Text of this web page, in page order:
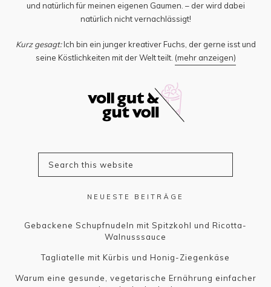
und natürlich für meinen eigenen Gaumen. – der wird dabei
natürlich nicht vernachlässigt!
Kurz gesagt:Ich bin ein junger kreativer Fuchs, der gerne isst und
seine Köstlichkeiten mit der Welt teilt. (mehr anzeigen)
NEUESTE BEITRÄGE
Gebackene Schupfnudeln mit Spitzkohl und Ricotta-
Walnusssauce
Tagliatelle mit Kürbis und Honig-Ziegenkäse
Warum eine gesunde, vegetarische Ernährung einfacher